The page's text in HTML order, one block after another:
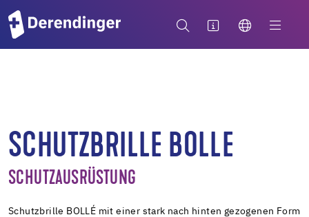
SCHUTZBRILLE BOLLE
SCHUTZAUSRÜSTUNG
Schutzbrille BOLLÉ mit einer stark nach hinten gezogenen Form